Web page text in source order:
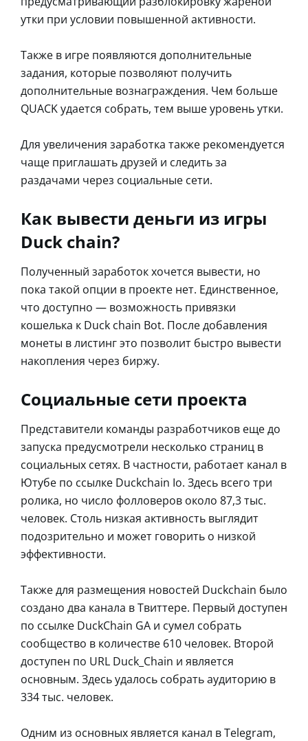
утки при условии повышенной активности.
Также в игре появляются дополнительные
задания, которые позволяют получить
дополнительные вознаграждения. Чем больше
QUACK удается собрать, тем выше уровень утки.
Для увеличения заработка также рекомендуется
чаще приглашать друзей и следить за
раздачами через социальные сети.
Как вывести деньги из игры
Duck chain?
Полученный заработок хочется вывести, но
пока такой опции в проекте нет. Единственное,
что доступно — возможность привязки
кошелька к Duck chain Bot. После добавления
монеты в листинг это позволит быстро вывести
накопления через биржу.
Социальные сети проекта
Представители команды разработчиков еще до
запуска предусмотрели несколько страниц в
социальных сетях. В частности, работает канал в
Ютубе по ссылке Duckchain Io. Здесь всего три
ролика, но число фолловеров около 87,3 тыс.
человек. Столь низкая активность выглядит
подозрительно и может говорить о низкой
эффективности.
Также для размещения новостей Duckchain было
создано два канала в Твиттере. Первый доступен
по ссылке DuckChain GA и сумел собрать
сообщество в количестве 610 человек. Второй
доступен по URL Duck_Chain и является
основным. Здесь удалось собрать аудиторию в
334 тыс. человек.
Одним из основных является канал в Telegram,